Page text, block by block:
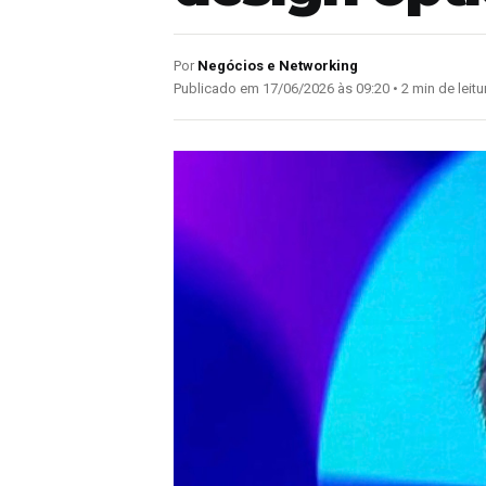
Por Negócios e Networking
Publicado em 17/06/2026 às 09:20 • 2 min de